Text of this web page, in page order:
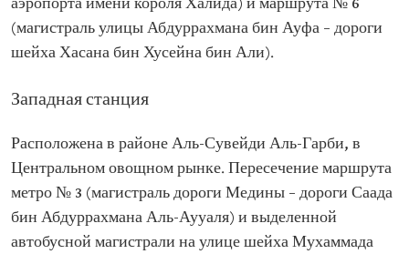
аэропорта имени короля Халида) и маршрута № 6
(магистраль улицы Абдуррахмана бин Ауфа – дороги
шейха Хасана бин Хусейна бин Али).
Западная станция
Расположена в районе Аль-Сувейди Аль-Гарби, в
Центральном овощном рынке. Пересечение маршрута
метро № 3 (магистраль дороги Медины – дороги Саада
бин Абдуррахмана Аль-Аууаля) и выделенной
автобусной магистрали на улице шейха Мухаммада